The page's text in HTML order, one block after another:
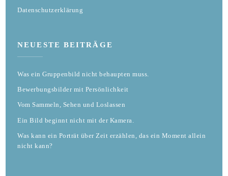
Datenschutzerklärung
NEUESTE BEITRÄGE
Was ein Gruppenbild nicht behaupten muss.
Bewerbungsbilder mit Persönlichkeit
Vom Sammeln, Sehen und Loslassen
Ein Bild beginnt nicht mit der Kamera.
Was kann ein Porträt über Zeit erzählen, das ein Moment allein
nicht kann?